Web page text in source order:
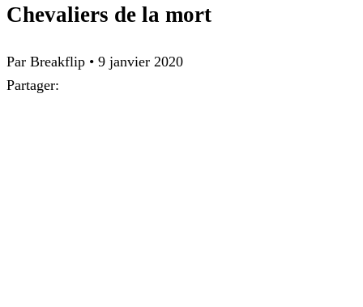
Chevaliers de la mort
Par Breakflip • 9 janvier 2020
Partager: